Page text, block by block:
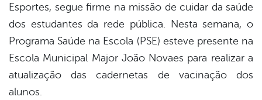
Esportes, segue firme na missão de cuidar da saúde
dos estudantes da rede pública. Nesta semana, o
Programa Saúde na Escola (PSE) esteve presente na
Escola Municipal Major João Novaes para realizar a
atualização das cadernetas de vacinação dos
alunos.